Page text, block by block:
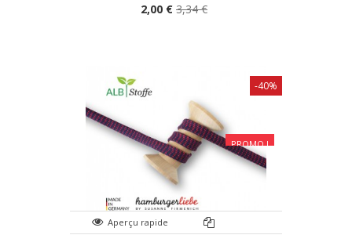
2,00 € 3,34 €
PROMO !
Aperçu rapide
-40%